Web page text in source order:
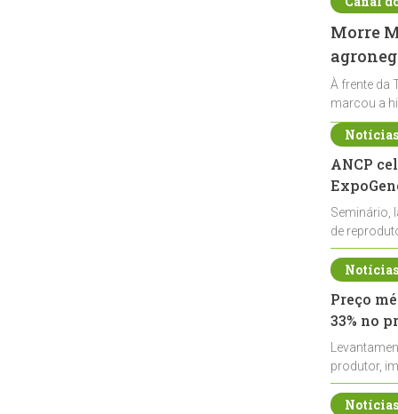
Morre
À frente da
marcou a
ANCP
Seminário,
de
durante a
Preço
33% no
produtor,
de leite cru